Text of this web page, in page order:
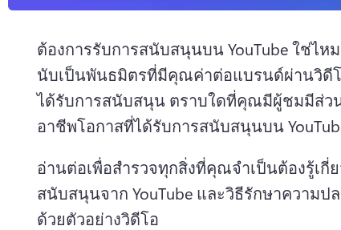
ต้องการรับการสนับสนุนบน YouTube ใช่ไห
นับเป็นพันธมิตรที่มีคุณค่าต่อแบรนด์ผ่านวิดี
ได้รับการสนับสนุน ตราบใดที่คุณมีผู้ชมมีส่ว
อาชีพโอกาสที่ได้รับการสนับสนุนบน
อ่านต่อเพื่อสํารวจทุกสิ่งที่คุณจําเป็นต้องรู้เกี่
สนับสนุนจาก YouTube และวิธีรักษาความ
ด้วยตัวอย่างวิดีโอ